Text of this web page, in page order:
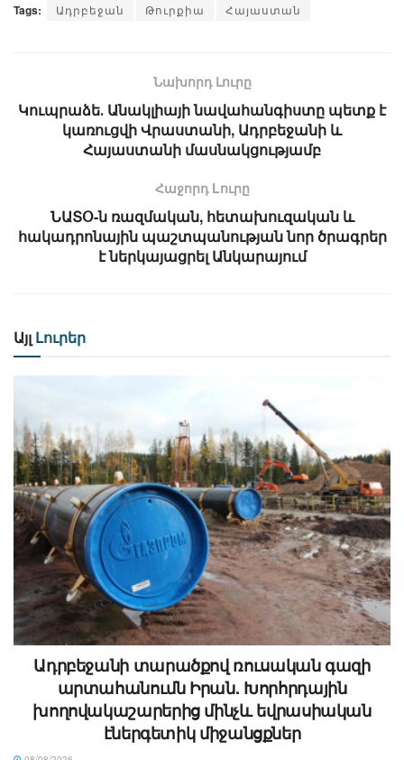
Tags: Ադրբեջան Թուրքիա Հայաստան
Նախորդ Լուրը
Կուպրաձե․ Անակլիայի նավահանգիստը պետք է
կառուցվի Վրաստանի, Ադրբեջանի և
Հայաստանի մասնակցությամբ
Հաջորդ Lուրը
ՆԱՏՕ-ն ռազմական, հետախուզական և
հակադրոնային պաշտպանության նոր ծրագրեր
է ներկայացրել Անկարայում
Այլ Լուրեր
Ադրբեջանի տարածքով ռուսական գազի
արտահանումն Իրան. Խորհրդային
խողովակաշարերից մինչև եվրասիական
էներգետիկ միջանցքներ